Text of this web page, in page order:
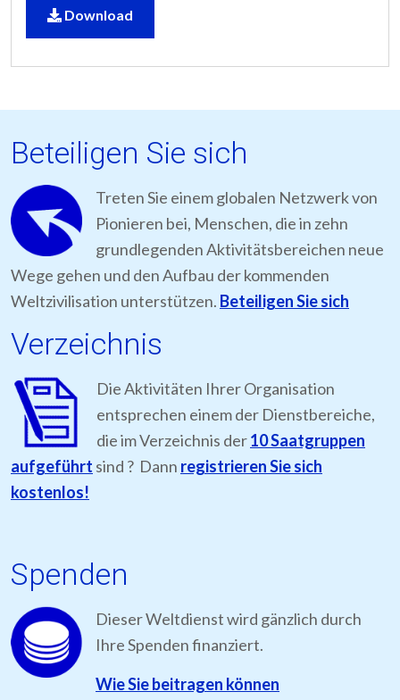
Download
Beteiligen Sie sich
Treten Sie einem globalen Netzwerk von
Pionieren bei, Menschen, die in zehn
grundlegenden Aktivitätsbereichen neue
Wege gehen und den Aufbau der kommenden
Weltzivilisation unterstützen. Beteiligen Sie sich
Verzeichnis
Die Aktivitäten Ihrer Organisation
entsprechen einem der Dienstbereiche,
die im Verzeichnis der10 Saatgruppen
aufgeführt sind ? Dann registrieren Sie sich
kostenlos!
Spenden
Dieser Weltdienst wird gänzlich durch
Ihre Spenden finanziert.
Wie Sie beitragen können